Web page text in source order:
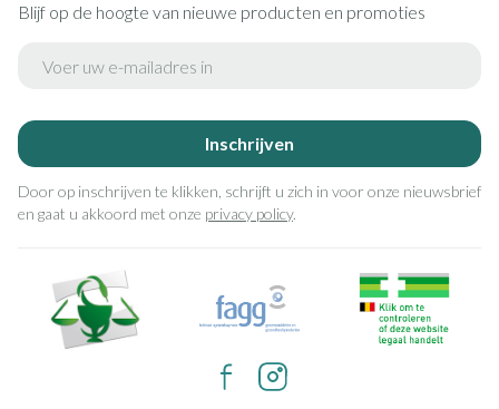
Blijf op de hoogte van nieuwe producten en promoties
Inschrijven
Door op inschrijven te klikken, schrijft u zich in voor onze nieuwsbrief
en gaat u akkoord met onze privacy policy.